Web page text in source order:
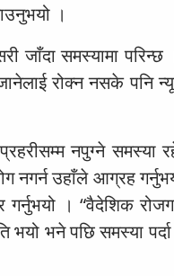
।
जाँदा समस्यामा परिन्छ
रोक्न नसके पनि
नपुग्ने समस्या
नगर्न उहाँले आग्रह
। “वैदेशिक
भने पछि समस्या